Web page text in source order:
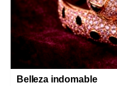
Belleza indomable